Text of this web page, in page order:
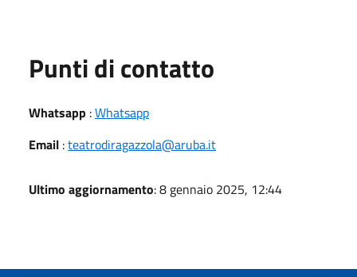
Punti di contatto
Whatsapp :Whatsapp
Email :teatrodiragazzola@aruba.it
Ultimo aggiornamento: 8 gennaio 2025, 12:44